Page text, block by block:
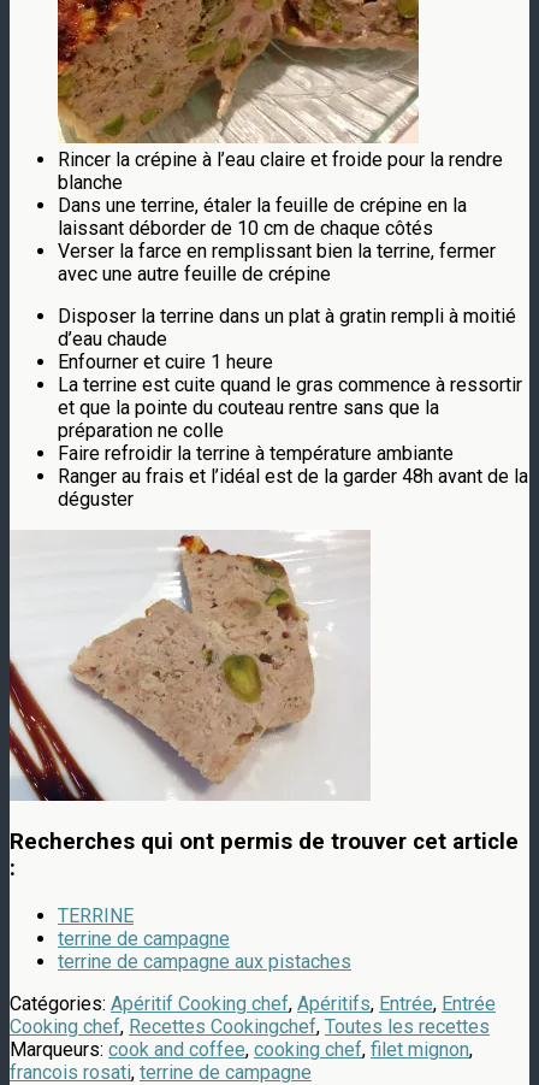
Rincer la crépine à l’eau claire et froide pour la rendre
blanche
Dans une terrine, étaler la feuille de crépine en la
laissant déborder de 10 cm de chaque côtés
Verser la farce en remplissant bien la terrine, fermer
avec une autre feuille de crépine
Disposer la terrine dans un plat à gratin rempli à moitié
d’eau chaude
Enfourner et cuire 1 heure
La terrine est cuite quand le gras commence à ressortir
et que la pointe du couteau rentre sans que la
préparation ne colle
Faire refroidir la terrine à température ambiante
Ranger au frais et l’idéal est de la garder 48h avant de la
déguster
Recherches qui ont permis de trouver cet article
:
TERRINE
terrine de campagne
terrine de campagne aux pistaches
Catégories: Apéritif Cooking chef, Apéritifs, Entrée, Entrée
Cooking chef, Recettes Cookingchef, Toutes les recettes
Marqueurs: cook and coffee, cooking chef, filet mignon,
francois rosati, terrine de campagne